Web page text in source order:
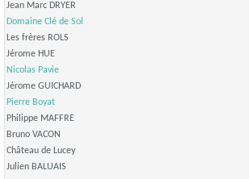
Jean Marc DRYER
Domaine Clé de Sol
Les frères ROLS
Jérome HUE
Nicolas Pavie
Jérome GUICHARD
Pierre Boyat
Philippe MAFFRE
Bruno VACON
Château de Lucey
Julien BALUAIS